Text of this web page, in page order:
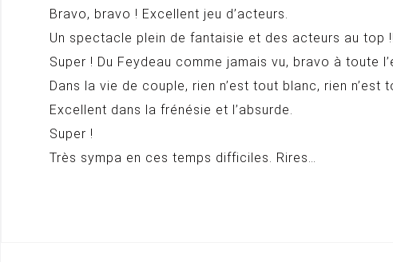
Bravo, bravo ! Excellent jeu d’acteurs.
Un spectacle plein de fantaisie et des acteurs au top !!
Super ! Du Feydeau comme jamais vu, bravo à toute
Dans la vie de couple, rien n’est tout blanc, rien
Excellent dans la frénésie et l’absurde.
Super !
Très sympa en ces temps difficiles. Rires…